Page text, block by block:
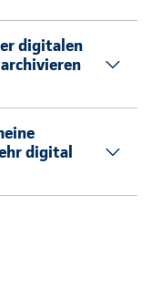
digitalen
digital